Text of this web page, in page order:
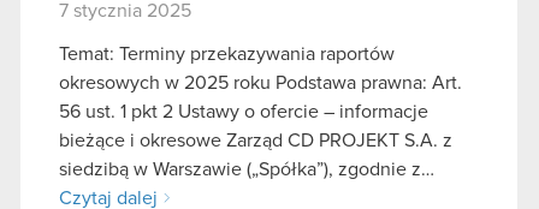
7 stycznia 2025
Temat: Terminy przekazywania raportów
okresowych w 2025 roku Podstawa prawna: Art.
56 ust. 1 pkt 2 Ustawy o ofercie – informacje
bieżące i okresowe Zarząd CD PROJEKT S.A. z
siedzibą w Warszawie („Spółka”), zgodnie z…
Czytaj dalej